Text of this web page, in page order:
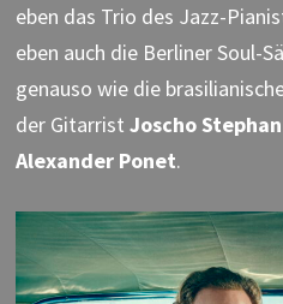
eben das Trio des Jazz-
eben auch die Berliner Soul-
genauso wie die
der Gitarrist Joscho Stephan
Alexander Ponet.